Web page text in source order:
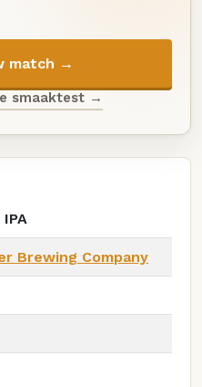
match →
smaaktest →
Brewing Company